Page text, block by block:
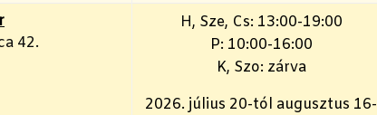
42.
H, Sze, Cs: 13:00-19:00
P: 10:00-16:00
K, Szo: zárva
2026. július 20-tól augusztus 16-